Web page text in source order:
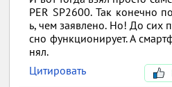
PER SP2600. Так конечно
ь, чем заявлено. Но! До сих
сно функционирует. А
нял.
Цитировать